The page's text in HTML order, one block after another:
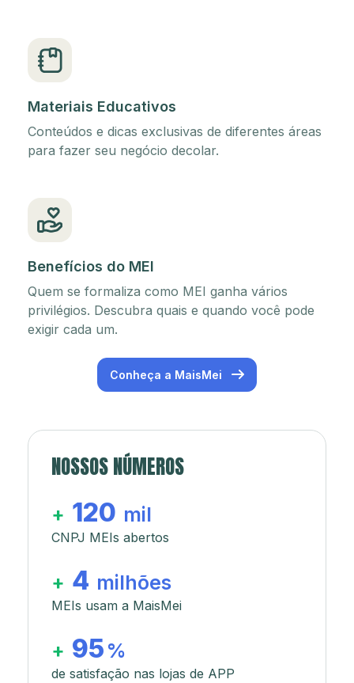
Materiais Educativos
Conteúdos e dicas exclusivas de diferentes áreas
para fazer seu negócio decolar.
Benefícios do MEI
Quem se formaliza como MEI ganha vários
privilégios. Descubra quais e quando você pode
exigir cada um.
Conheça a MaisMei
NOSSOS NÚMEROS
+ 120 mil
CNPJ MEIs abertos
+ 4 milhões
MEIs usam a MaisMei
+ 95 %
de satisfação nas lojas de APP